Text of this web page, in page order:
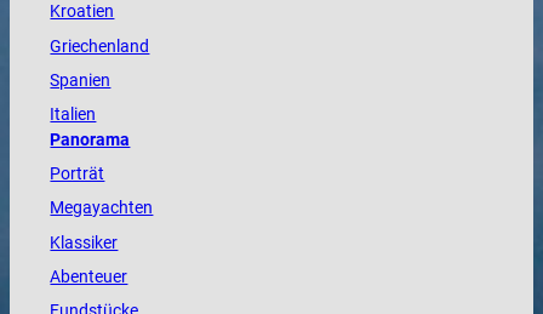
Kroatien
Griechenland
Spanien
Italien
Panorama
Porträt
Megayachten
Klassiker
Abenteuer